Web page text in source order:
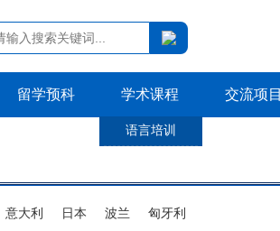
留学预科 学术课程
语言培训
交流项目
意大利 日本 波兰
匈牙利